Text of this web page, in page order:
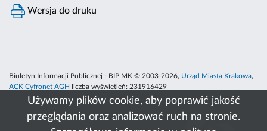
Używamy plików cookie, aby poprawić jakość
przeglądania oraz analizować ruch na stronie.
Wersja do druku
Biuletyn Informacji Publicznej - BIP MK © 2003-2026, Urząd Miasta Krakowa,
ACK Cyfronet AGH
liczba wyświetleń: 231916429